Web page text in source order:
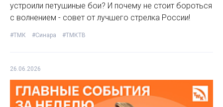
устроили петушиные бои? И почему не стоит бороться
с волнением - совет от лучшего стрелка России!
#ТМК #Синара #ТМКТВ
26.06.2026